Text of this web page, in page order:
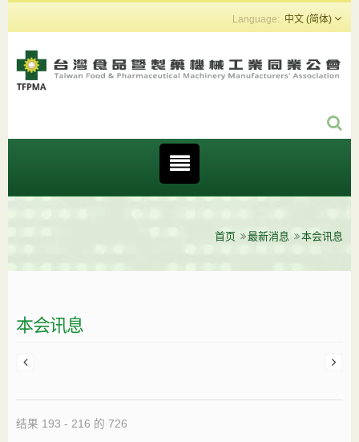
中文 (简体)
首页 最新消息 本会讯息
本会讯息
结果 193 - 216 的 726